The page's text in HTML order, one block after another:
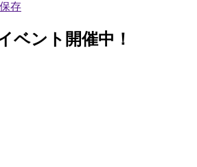
ベント開催中！